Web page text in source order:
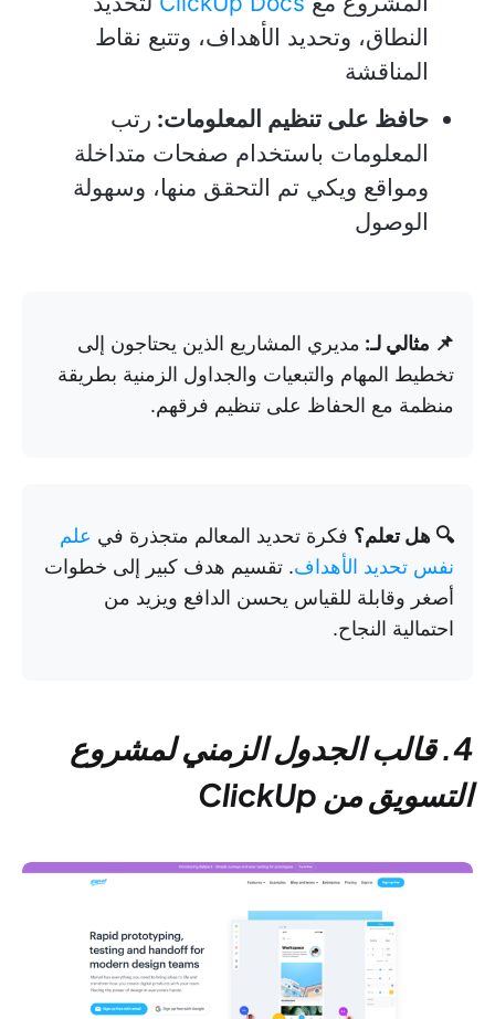
النطاق، وتحديد الأهداف، وتتبع نقاط
المناقشة
حافظ على تنظيم المعلومات: رتب
المعلومات باستخدام صفحات متداخلة
ومواقع ويكي تم التحقق منها، وسهولة
الوصول
📌 مثالي لـ: مديري المشاريع الذين يحتاجون إلى
تخطيط المهام والتبعيات والجداول الزمنية بطريقة
منظمة مع الحفاظ على تنظيم فرقهم.
🔍 هل تعلم؟ فكرة تحديد المعالم متجذرة في علم
نفس تحديد الأهداف. تقسيم هدف كبير إلى خطوات
أصغر وقابلة للقياس يحسن الدافع ويزيد من
احتمالية النجاح.
4. قالب الجدول الزمني لمشروع
التسويق من ClickUp